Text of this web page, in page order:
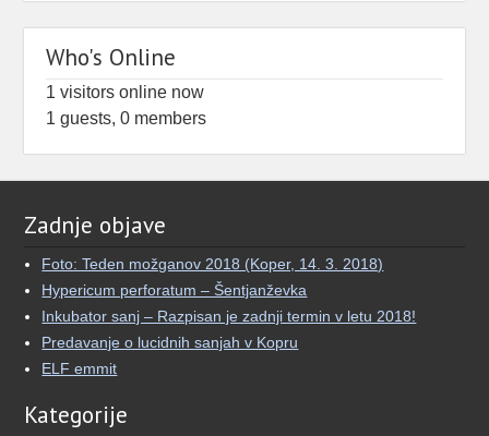
Who's Online
1 visitors online now
1 guests, 0 members
Zadnje objave
Foto: Teden možganov 2018 (Koper, 14. 3. 2018)
Hypericum perforatum – Šentjanževka
Inkubator sanj – Razpisan je zadnji termin v letu 2018!
Predavanje o lucidnih sanjah v Kopru
ELF emmit
Kategorije